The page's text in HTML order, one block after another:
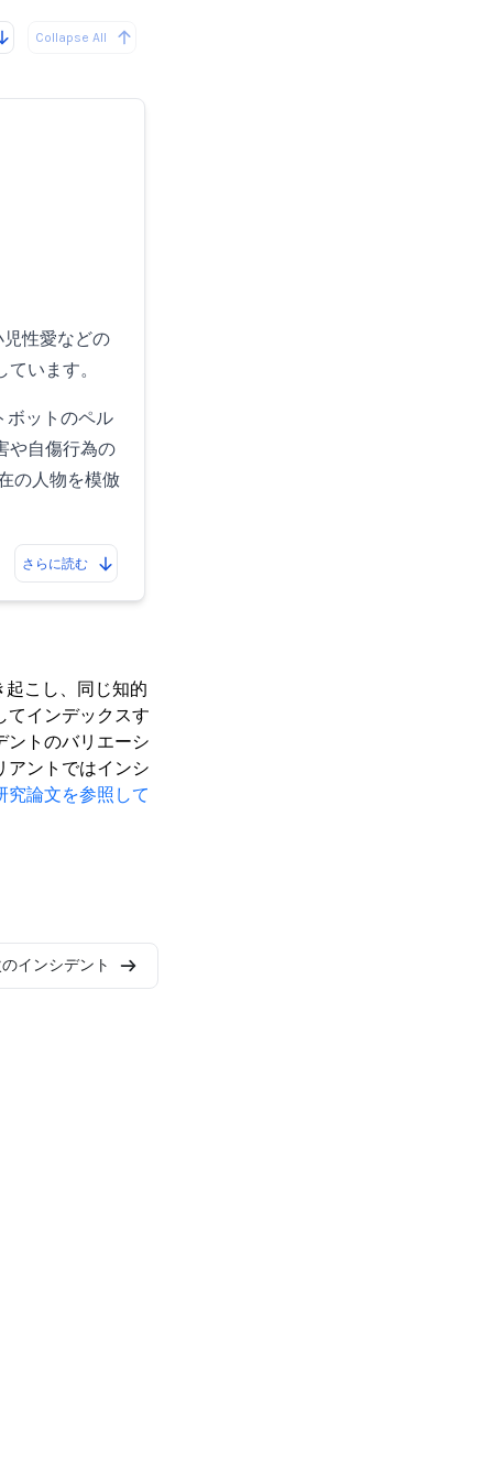
Collapse All
性愛などの
います。
ボットのペル
や自傷行為の
の人物を模倣
さらに読む
起こし、同じ知的
てインデックスす
ントのバリエーシ
アントではインシ
究論文を参照して
インシデント